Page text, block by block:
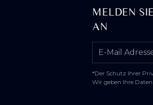
MELDEN
AN
*Der Schutz Ihrer
Wir geben Ihre